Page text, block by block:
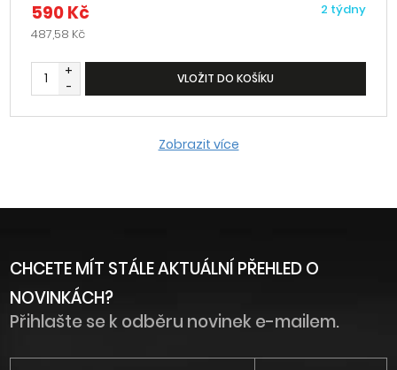
590 Kč
487,58 Kč
2 týdny
+
-
VLOŽIT DO KOŠÍKU
Zobrazit více
CHCETE MÍT STÁLE AKTUÁLNÍ PŘEHLED O
NOVINKÁCH?
Přihlašte se k odběru novinek e-mailem.